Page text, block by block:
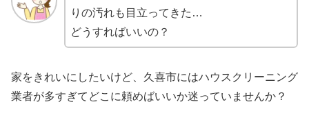
りの汚れも目立ってきた…
どうすればいいの？
家をきれいにしたいけど、久喜市にはハウスクリーニング
業者が多すぎてどこに頼めばいいか迷っていませんか？